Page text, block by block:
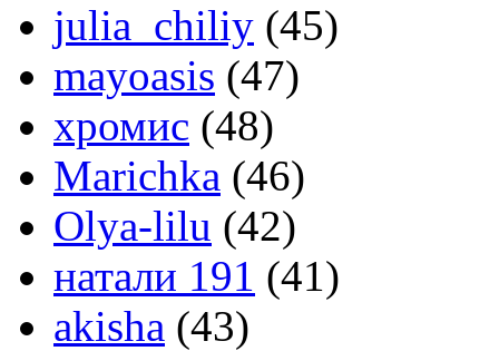
julia_chiliy (45)
mayoasis (47)
хромис (48)
Marichka (46)
Olya-lilu (42)
натали 191 (41)
akisha (43)